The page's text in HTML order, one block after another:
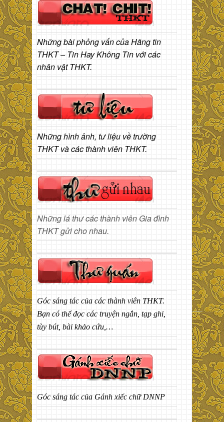
Những bài phỏng vấn của Hãng tin
THKT – Tin Hay Không Tin với các
nhân vật THKT.
Những hình ảnh, tư liệu về trường
THKT và các thành viên THKT.
Những lá thư các thành viên Gia đình
THKT gửi cho nhau.
Góc sáng tác của các thành viên THKT.
Bạn có thể đọc các truyện ngắn, tạp ghi,
tùy bút, bài khảo cứu,…
Góc sáng tác của Gánh xiếc chữ DNNP